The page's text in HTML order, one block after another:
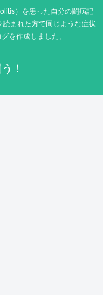
）を患った自分の闘病記
まれた方で同じような症状
を作成しました。
！